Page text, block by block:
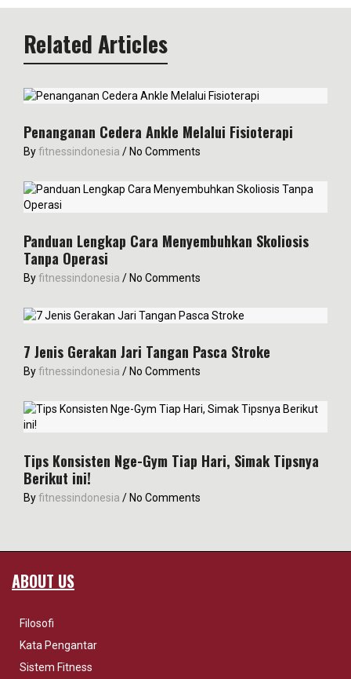
Related Articles
Penanganan Cedera Ankle Melalui Fisioterapi
Byfitnessindonesia / No Comments
Panduan Lengkap Cara Menyembuhkan Skoliosis
Tanpa Operasi
Byfitnessindonesia / No Comments
7 Jenis Gerakan Jari Tangan Pasca Stroke
Byfitnessindonesia / No Comments
Tips Konsisten Nge-Gym Tiap Hari, Simak Tipsnya
Berikut ini!
Byfitnessindonesia / No Comments
ABOUT US
Filosofi
Kata Pengantar
Sistem Fitness